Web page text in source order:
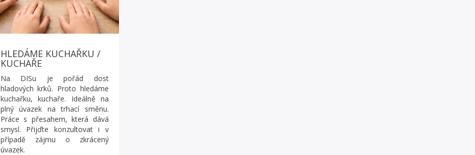
HLEDÁME KUCHAŘKU /
KUCHAŘE
Na DISu je pořád dost
hladových krků. Proto hledáme
kuchařku, kuchaře. Ideálně na
plný úvazek na trhací směnu.
Práce s přesahem, která dává
smysl. Přijďte konzultovat i v
případě zájmu o zkrácený
úvazek.